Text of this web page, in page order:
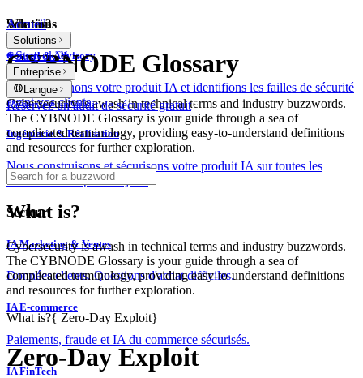
Solutions
Conseil & Advisory
Nous examinons votre produit IA et identifions les failles de sécurité
avant vos clients.
Ingénierie & Réalisation
Nous construisons et sécurisons votre produit IA sur toutes les
couches dès le premier jour.
Secteur
IA Marketing & Ventes
Données clients. Questions d'achat difficiles.
IA E-commerce
Paiements, fraude et IA du commerce sécurisés.
IA FinTech
Accueil
Solutions
Stravok™
Entreprise
Langue
Réservez un audit de sécurité gratuit
What is?
CYBNODE Glossary
Cybersecurity is awash in technical terms and industry buzzwords.
The CYBNODE Glossary is your guide through a sea of
complicated terminology, providing easy-to-understand definitions
and resources for further exploration.
What is?
Cybersecurity is awash in technical terms and industry buzzwords.
The CYBNODE Glossary is your guide through a sea of
complicated terminology, providing easy-to-understand definitions
and resources for further exploration.
What is?{ Zero‑Day Exploit}
Zero‑Day Exploit